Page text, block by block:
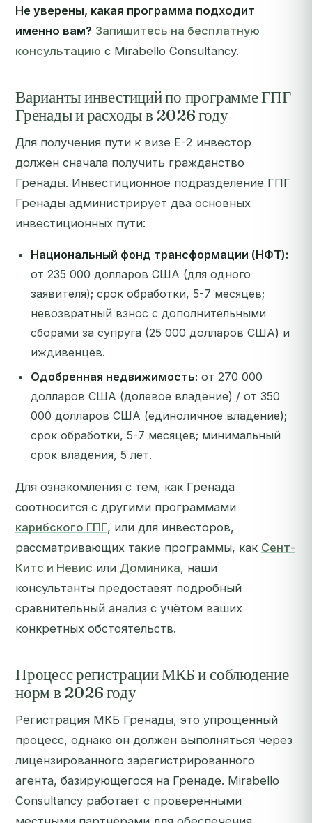
Не уверены, какая программа подходит
именно вам? Запишитесь на бесплатную
консультацию с Mirabello Consultancy.
Варианты инвестиций по программе ГПГ
Гренады и расходы в 2026 году
Для получения пути к визе E-2 инвестор
должен сначала получить гражданство
Гренады. Инвестиционное подразделение ГПГ
Гренады администрирует два основных
инвестиционных пути:
Национальный фонд трансформации (НФТ):
от 235 000 долларов США (для одного
заявителя); срок обработки, 5-7 месяцев;
невозвратный взнос с дополнительными
сборами за супруга (25 000 долларов США) и
иждивенцев.
Одобренная недвижимость: от 270 000
долларов США (долевое владение) / от 350
000 долларов США (единоличное владение);
срок обработки, 5-7 месяцев; минимальный
срок владения, 5 лет.
Для ознакомления с тем, как Гренада
соотносится с другими программами
карибского ГПГ, или для инвесторов,
рассматривающих такие программы, как Сент-
Китс и Невис или Доминика, наши
консультанты предоставят подробный
сравнительный анализ с учётом ваших
конкретных обстоятельств.
Процесс регистрации МКБ и соблюдение
норм в 2026 году
Регистрация МКБ Гренады, это упрощённый
процесс, однако он должен выполняться через
лицензированного зарегистрированного
агента, базирующегося на Гренаде. Mirabello
Consultancy работает с проверенными